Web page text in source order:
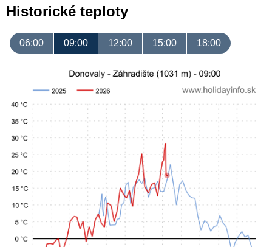
Historické teploty
06:00 09:00 12:00 15:00 18:00